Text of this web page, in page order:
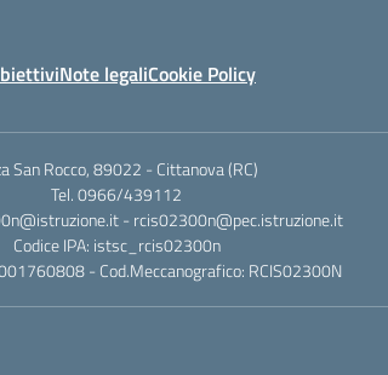
Note legaliCookie Policy
San Rocco, 89022 - Cittanova (RC)
Tel. 0966/439112
- rcis02300n@pec.istruzione.it
Codice IPA: istsc_rcis02300n
- Cod.Meccanografico: RCIS02300N